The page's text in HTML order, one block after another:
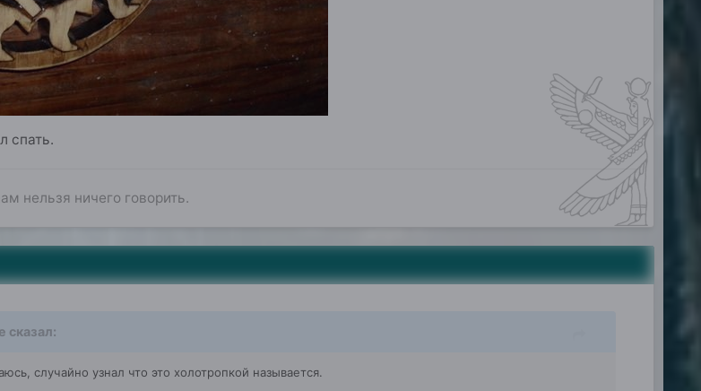
спать.
нельзя ничего говорить.
сказал:
случайно узнал что это холотропкой называется.